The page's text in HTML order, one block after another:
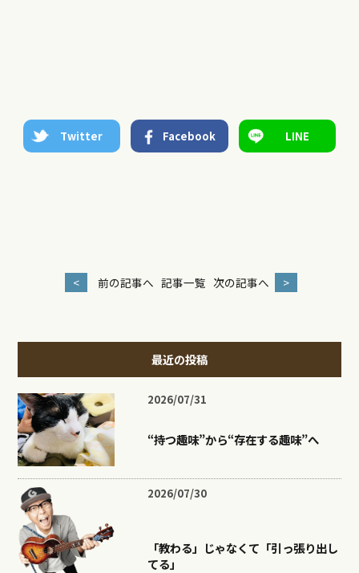
Twitter Facebook LINE
< 前の記事へ 記事一覧 次の記事へ >
最近の投稿
2026/07/31
“持つ趣味”から“存在する趣味”へ
2026/07/30
「教わる」じゃなくて「引っ張り出し
てる」